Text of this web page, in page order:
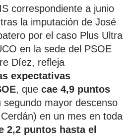
correspondiente a junio
la imputación de José
por el caso Plus Ultra
en la sede del PSOE
Díez, refleja
expectativas
, que cae 4,9 puntos
segundo mayor descenso
en un mes en toda
2,2 puntos hasta el